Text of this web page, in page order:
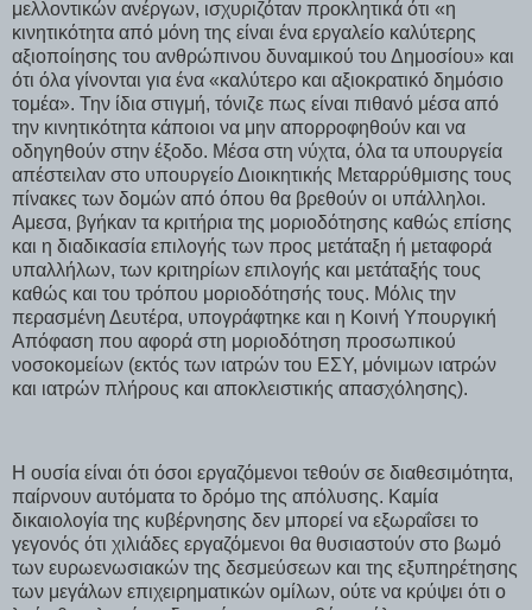
μελλοντικών ανέργων, ισχυριζόταν προκλητικά ότι «η
κινητικότητα από μόνη της είναι ένα εργαλείο καλύτερης
αξιοποίησης του ανθρώπινου δυναμικού του Δημοσίου» και
ότι όλα γίνονται για ένα «καλύτερο και αξιοκρατικό δημόσιο
τομέα». Την ίδια στιγμή, τόνιζε πως είναι πιθανό μέσα από
την κινητικότητα κάποιοι να μην απορροφηθούν και να
οδηγηθούν στην έξοδο. Μέσα στη νύχτα, όλα τα υπουργεία
απέστειλαν στο υπουργείο Διοικητικής Μεταρρύθμισης τους
πίνακες των δομών από όπου θα βρεθούν οι υπάλληλοι.
Αμεσα, βγήκαν τα κριτήρια της μοριοδότησης καθώς επίσης
και η διαδικασία επιλογής των προς μετάταξη ή μεταφορά
υπαλλήλων, των κριτηρίων επιλογής και μετάταξής τους
καθώς και του τρόπου μοριοδότησής τους. Μόλις την
περασμένη Δευτέρα, υπογράφτηκε και η Κοινή Υπουργική
Απόφαση που αφορά στη μοριοδότηση προσωπικού
νοσοκομείων (εκτός των ιατρών του ΕΣΥ, μόνιμων ιατρών
και ιατρών πλήρους και αποκλειστικής απασχόλησης).
Η ουσία είναι ότι όσοι εργαζόμενοι τεθούν σε διαθεσιμότητα,
παίρνουν αυτόματα το δρόμο της απόλυσης. Καμία
δικαιολογία της κυβέρνησης δεν μπορεί να εξωραΐσει το
γεγονός ότι χιλιάδες εργαζόμενοι θα θυσιαστούν στο βωμό
των ευρωενωσιακών της δεσμεύσεων και της εξυπηρέτησης
των μεγάλων επιχειρηματικών ομίλων, ούτε να κρύψει ότι ο